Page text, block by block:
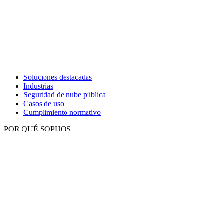
Soluciones destacadas
Industrias
Seguridad de nube pública
Casos de uso
Cumplimiento normativo
POR QUÉ SOPHOS